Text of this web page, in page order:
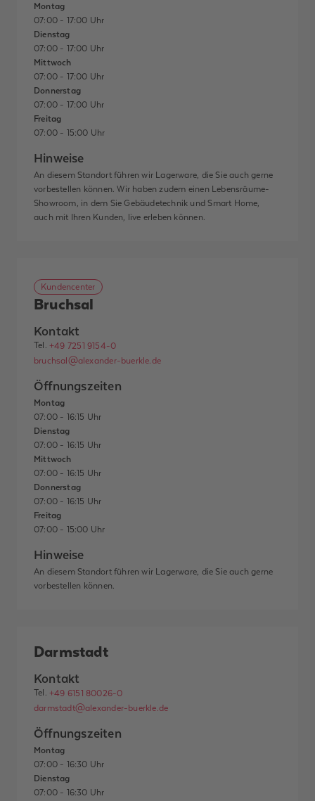
Montag
07:00 - 17:00 Uhr
Dienstag
07:00 - 17:00 Uhr
Mittwoch
07:00 - 17:00 Uhr
Donnerstag
07:00 - 17:00 Uhr
Freitag
07:00 - 15:00 Uhr
Hinweise
An diesem Standort führen wir Lagerware, die Sie auch gerne
vorbestellen können. Wir haben zudem einen Lebensräume-
Showroom, in dem Sie Gebäudetechnik und Smart Home,
auch mit Ihren Kunden, live erleben können.
Kundencenter
Bruchsal
Kontakt
Tel.+49 7251 9154-0
bruchsal@alexander-buerkle.de
Öffnungszeiten
Montag
07:00 - 16:15 Uhr
Dienstag
07:00 - 16:15 Uhr
Mittwoch
07:00 - 16:15 Uhr
Donnerstag
07:00 - 16:15 Uhr
Freitag
07:00 - 15:00 Uhr
Hinweise
An diesem Standort führen wir Lagerware, die Sie auch gerne
vorbestellen können.
Darmstadt
Kontakt
Tel.+49 6151 80026-0
darmstadt@alexander-buerkle.de
Öffnungszeiten
Montag
07:00 - 16:30 Uhr
Dienstag
07:00 - 16:30 Uhr